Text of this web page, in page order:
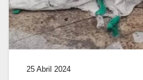
25 Abril 2024